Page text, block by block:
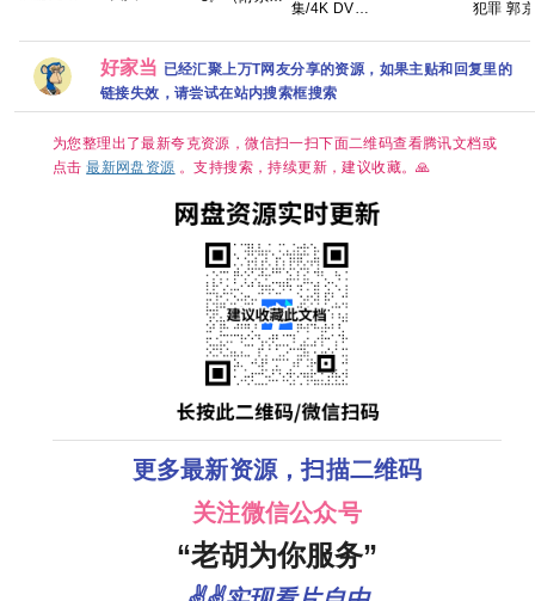
集上线 王传
君江奇霖杨
烁主演
【夸克百度
网盘+】
本煜 魏翔 沙
溢 范丞丞 孙
艺洲2026/剧
情/喜剧/运
动/4K电影
集/4K DV
无 三无千金
许配废物王
爷 夸克
女！美不胜
犯罪 郭
最新 夸克
好家当 已经汇聚上万T网友分享的资源，如果主贴和回复里的
链接失效，请尝试在站内搜索框搜索
为您整理出了最新夸克资源，微信扫一扫下面二维码查看腾讯文档或
点击最新网盘资源 。支持搜索，持续更新，建议收藏。🙏
更多最新资源，扫描二维码
关注微信公众号
“老胡为你服务”